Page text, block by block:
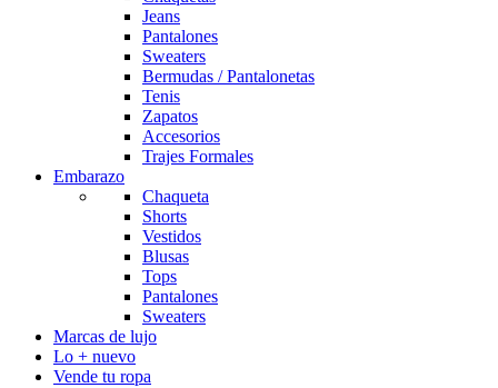
Jeans
Pantalones
Sweaters
Bermudas / Pantalonetas
Tenis
Zapatos
Accesorios
Trajes Formales
Embarazo
Chaqueta
Shorts
Vestidos
Blusas
Tops
Pantalones
Sweaters
Marcas de lujo
Lo + nuevo
Vende tu ropa